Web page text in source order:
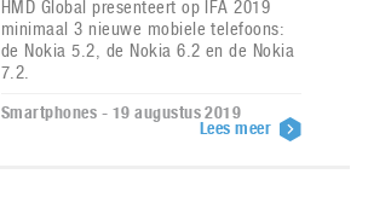
HMD Global presenteert op IFA 2019
minimaal 3 nieuwe mobiele telefoons:
de Nokia 5.2, de Nokia 6.2 en de Nokia
7.2.
Smartphones - 19 augustus 2019
Lees meer